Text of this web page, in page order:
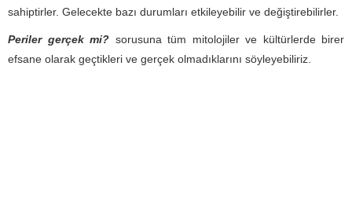
sahiptirler. Gelecekte bazı durumları etkileyebilir ve değiştirebilirler.
Periler gerçek mi? sorusuna tüm mitolojiler ve kültürlerde birer
efsane olarak geçtikleri ve gerçek olmadıklarını söyleyebiliriz.